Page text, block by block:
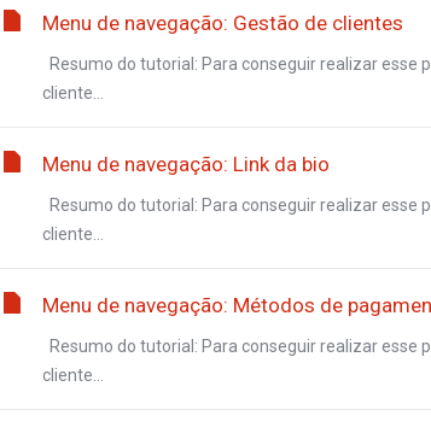
Menu de navegação: Gestão de clientes
Resumo do tutorial: Para conseguir realizar esse
cliente...
Menu de navegação: Link da bio
Resumo do tutorial: Para conseguir realizar esse
cliente...
Menu de navegação: Métodos de
Resumo do tutorial: Para conseguir realizar esse
cliente...